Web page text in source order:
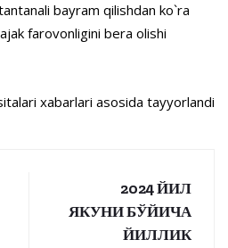
bayram qilishdan ko`ra
farovonligini bera olishi
xabarlari asosida tayyorlandi
2024 ЙИЛ
ЯКУНИ БЎЙИЧА
ЙИЛЛИК